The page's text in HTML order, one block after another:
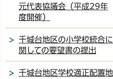
元代表協議会（平成29年
度開催）
千城台地区の小学校統合に
関しての要望書の提出
千城台地区学校適正配置地